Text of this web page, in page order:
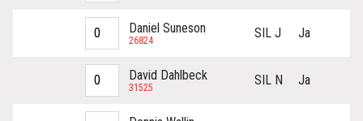
Daniel Suneson
26824 SIL J Ja
David Dahlbeck
31525 SIL N Ja